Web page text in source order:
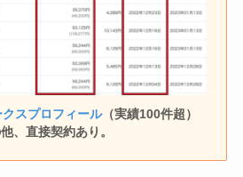
スプロフィール（実績100件超）
、直接契約あり。